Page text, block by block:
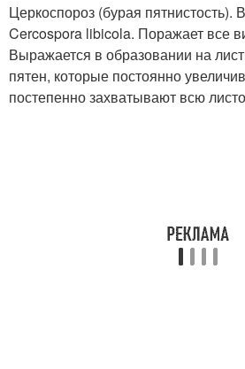
Церкоспороз (бурая пятнистость).
Cercospora libicola. Поражает все
Выражается в образовании на
пятен, которые постоянно
постепенно захватывают всю